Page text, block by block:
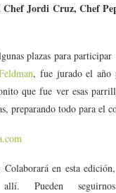
Jordi Cruz, Chef
plazas para
, fue jurado el año
que fue ver esas
preparando todo para el
Colaborará en esta
Pueden